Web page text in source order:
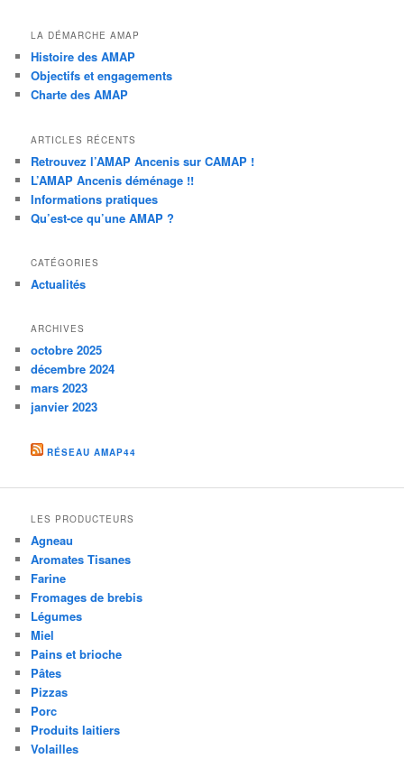
LA DÉMARCHE AMAP
Histoire des AMAP
Objectifs et engagements
Charte des AMAP
ARTICLES RÉCENTS
Retrouvez l’AMAP Ancenis sur CAMAP !
L’AMAP Ancenis déménage !!
Informations pratiques
Qu’est-ce qu’une AMAP ?
CATÉGORIES
Actualités
ARCHIVES
octobre 2025
décembre 2024
mars 2023
janvier 2023
RÉSEAU AMAP44
LES PRODUCTEURS
Agneau
Aromates Tisanes
Farine
Fromages de brebis
Légumes
Miel
Pains et brioche
Pâtes
Pizzas
Porc
Produits laitiers
Volailles